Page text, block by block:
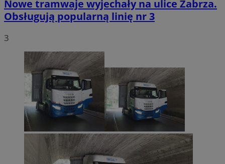
Nowe tramwaje wyjechały na ulice Zabrza.
Obsługują popularną linię nr 3
3